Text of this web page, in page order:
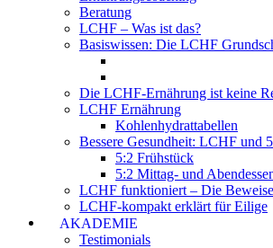
Beratung
LCHF – Was ist das?
Basiswissen: Die LCHF
Die LCHF-Ernährung ist keine
LCHF Ernährung
Kohlenhydrattabellen
Bessere Gesundheit: LCHF und
5:2 Frühstück
5:2 Mittag- und
LCHF funktioniert – Die Beweise
LCHF-kompakt erklärt für Eilige
AKADEMIE
Testimonials